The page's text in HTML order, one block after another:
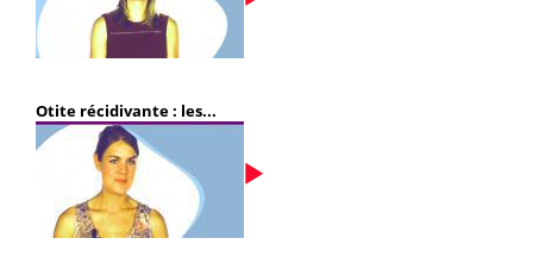
Otite récidivante : les...